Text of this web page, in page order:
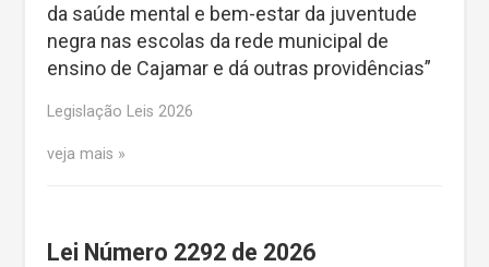
da saúde mental e bem-estar da juventude
negra nas escolas da rede municipal de
ensino de Cajamar e dá outras providências”
Legislação Leis 2026
veja mais
Lei Número 2292 de 2026